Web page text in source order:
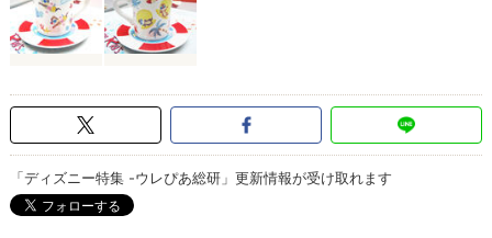
「ディズニー特集 -ウレぴあ総研」更新情報が受け取れます